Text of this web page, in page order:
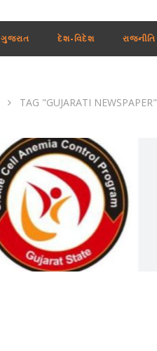
ગુજરાત દેશ-વિદેશ રાજનીતિ
TAG "GUJARATI NEWSPAPER"